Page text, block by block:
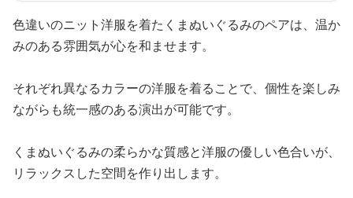
色違いのニット洋服を着たくまぬいぐるみのペアは、温か
みのある雰囲気が心を和ませます。
それぞれ異なるカラーの洋服を着ることで、個性を楽しみ
ながらも統一感のある演出が可能です。
くまぬいぐるみの柔らかな質感と洋服の優しい色合いが、
リラックスした空間を作り出します。